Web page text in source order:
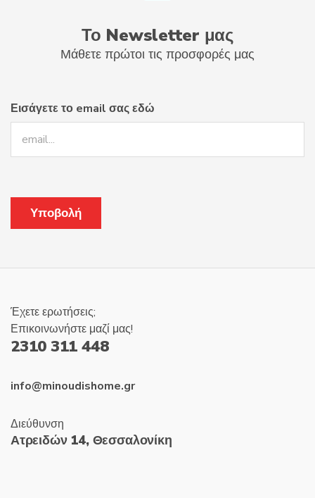
Το Newsletter μας
Μάθετε πρώτοι τις προσφορές μας
Εισάγετε το email σας εδώ
Έχετε ερωτήσεις;
Επικοινωνήστε μαζί μας!
2310 311 448
info@minoudishome.gr
Διεύθυνση
Ατρειδών 14, Θεσσαλονίκη